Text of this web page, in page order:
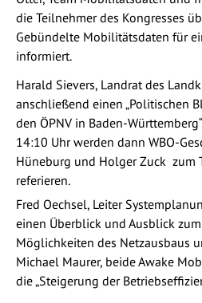
die Teilnehmer des Kongresses
Gebündelte Mobilitätsdaten für
informiert.
Harald Sievers, Landrat des
anschließend einen „Politischen
den ÖPNV in Baden-
14:10 Uhr werden dann WBO-
Hüneburg und Holger Zuck zum
referieren.
Fred Oechsel, Leiter
einen Überblick und Ausblick
Möglichkeiten des Netzausbaus
Michael Maurer, beide Awake
die „Steigerung der